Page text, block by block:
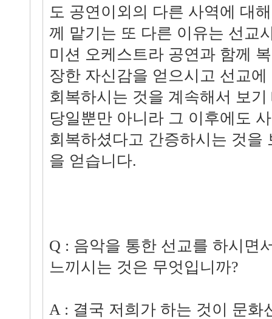
도 공연이외의 다른 사역에 대
께 맡기는 또 다른 이유는 선교
미션 오케스트라 공연과 함께
장한 자신감을 얻으시고 선교
회복하시는 것을 계속해서 보
당일뿐만 아니라 그 이후에도
회복하셨다고 간증하시는 것을
을 얻습니다.
Q : 음악을 통한 선교를 하시면
느끼시는 것은 무엇입니까?
A : 결국 저희가 하는 것이 문화